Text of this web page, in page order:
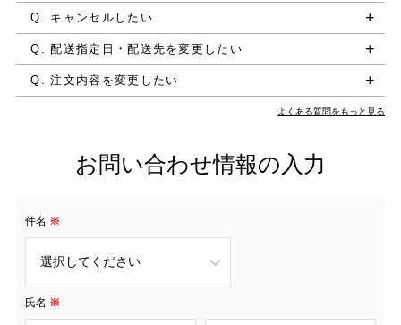
Q. キャンセルしたい
Q. 配送指定日・配送先を変更したい
Q. 注文内容を変更したい
よくある質問をもっと見る
お問い合わせ情報の入力
件名 ※
氏名 ※